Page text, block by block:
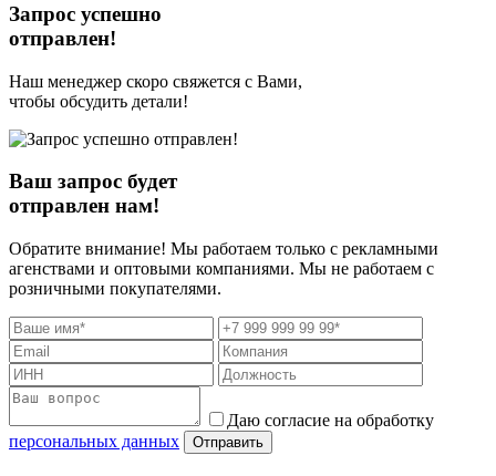
Запрос успешно
отправлен!
Наш менеджер скоро свяжется с Вами,
чтобы обсудить детали!
Ваш запрос будет
отправлен нам!
Обратите внимание! Мы работаем только с рекламными
агенствами и оптовыми компаниями. Мы не работаем с
розничными покупателями.
Даю согласие на обработку
персональных данных
Отправить